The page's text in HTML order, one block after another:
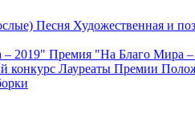
Песня Художественная и
2019" Премия "На Благо Мира –
конкурс Лауреаты Премии